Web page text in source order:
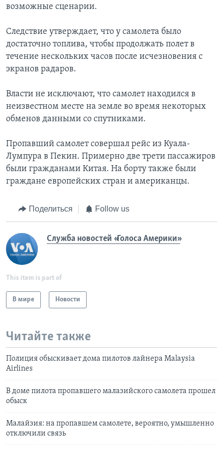
возможные сценарии.
Следствие утверждает, что у самолета было
достаточно топлива, чтобы продолжать полет в
течение нескольких часов после исчезновения с
экранов радаров.
Власти не исключают, что самолет находился в
неизвестном месте на земле во время некоторых
обменов данными со спутниками.
Пропавший самолет совершал рейс из Куала-
Лумпура в Пекин. Примерно две трети пассажиров
были гражданами Китая. На борту также были
граждане европейских стран и американцы.
Поделиться Follow us
Служба новостей «Голоса Америки»
This item is part of
В мире Новости
Читайте также
Полиция обыскивает дома пилотов лайнера Malaysia
Airlines
В доме пилота пропавшего малазийского самолета прошел
обыск
Малайзия: на пропавшем самолете, вероятно, умышленно
отключили связь